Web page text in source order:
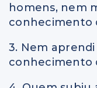
homens, nem
conhecimento
3. Nem
conhecimento